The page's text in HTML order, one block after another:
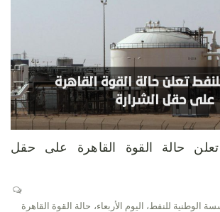
تعلن حالة القوة القاهرة على حقل
للنفط، اليوم الأربعاء، حالة القوة القاهرة